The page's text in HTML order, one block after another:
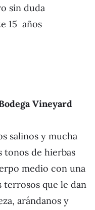
sin duda
15 años
Vineyard
salinos y mucha
tonos de hierbas
medio con una
que le dan
arándanos y